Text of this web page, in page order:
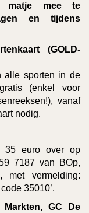
matje mee te
en tijdens
(GOLD-
alle sporten in de
(enkel voor
vanaf
nodig.
35 euro over op
7187 van BOp,
met vermelding:
35010’.
GC De